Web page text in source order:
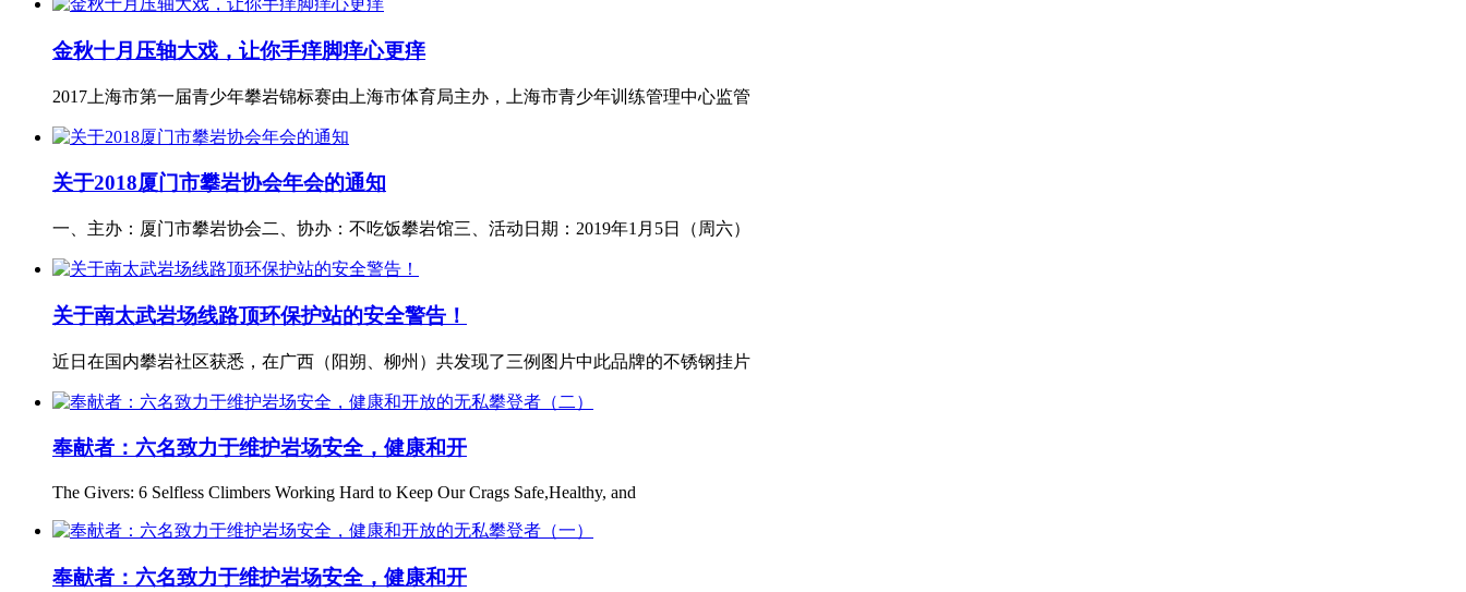
金秋十月压轴大戏，让你手痒脚痒心更痒
2017上海市第一届青少年攀岩锦标赛由上海市体育局主办，上海市青少年训练管理中心监管
关于2018厦门市攀岩协会年会的通知
一、主办：厦门市攀岩协会二、协办：不吃饭攀岩馆三、活动日期：2019年1月5日（周六）
关于南太武岩场线路顶环保护站的安全警告！
近日在国内攀岩社区获悉，在广西（阳朔、柳州）共发现了三例图片中此品牌的不锈钢挂片
奉献者：六名致力于维护岩场安全，健康和开
The Givers: 6 Selfless Climbers Working Hard to Keep Our Crags Safe,Healthy, and
奉献者：六名致力于维护岩场安全，健康和开